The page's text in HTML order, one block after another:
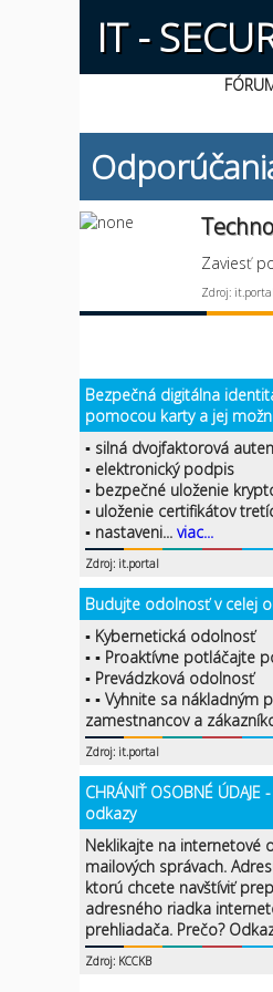
IT -
Zaviesť
Zdroj: it.portal
Bezpečná digitálna
pomocou karty a jej
▪ silná dvojfaktorová
▪ elektronický podpis
▪ bezpečné uloženie
▪ uloženie certifikátov
▪ nastaveni... viac...
Zdroj: it.portal
Budujte odolnosť v celej
▪ Kybernetická odolnosť
▪ ▪ Proaktívne potláčajte
▪ Prevádzková odolnosť
▪ ▪ Vyhnite sa nákladným
zamestnancov a
Zdroj: it.portal
CHRÁNIŤ OSOBNÉ
odkazy
Neklikajte na internetové
mailových správach.
ktorú chcete navštíviť
adresného riadka
prehliadača. Prečo?
Zdroj: KCCKB